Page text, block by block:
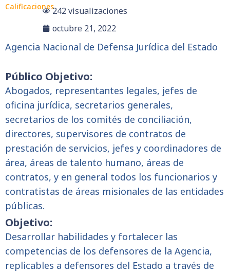
Calificaciones242 visualizaciones
octubre 21, 2022
Agencia Nacional de Defensa Jurídica del Estado
Público Objetivo:
Abogados, representantes legales, jefes de
oficina jurídica, secretarios generales,
secretarios de los comités de conciliación,
directores, supervisores de contratos de
prestación de servicios, jefes y coordinadores de
área, áreas de talento humano, áreas de
contratos, y en general todos los funcionarios y
contratistas de áreas misionales de las entidades
públicas.
Objetivo:
Desarrollar habilidades y fortalecer las
competencias de los defensores de la Agencia,
replicables a defensores del Estado a través de